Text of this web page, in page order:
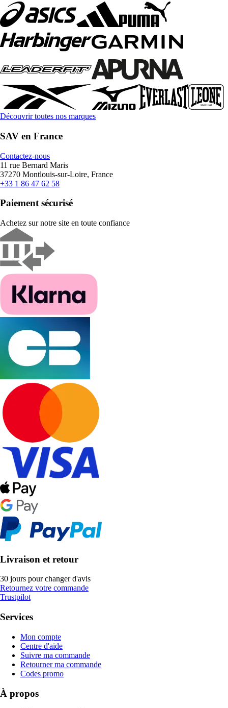
Découvrir toutes nos marques
SAV en France
Contactez-nous
11 rue Bernard Maris
37270 Montlouis-sur-Loire, France
+33 1 86 47 62 58
Paiement sécurisé
Achetez sur notre site en toute confiance
Livraison et retour
30 jours pour changer d'avis
Retournez votre commande
Trustpilot
Services
Mon compte
Centre d'aide
Suivre ma commande
Retourner ma commande
Codes promo
À propos